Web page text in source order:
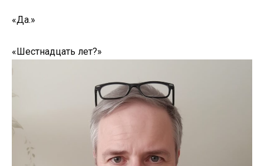
«Да.»
«Шестнадцать лет?»